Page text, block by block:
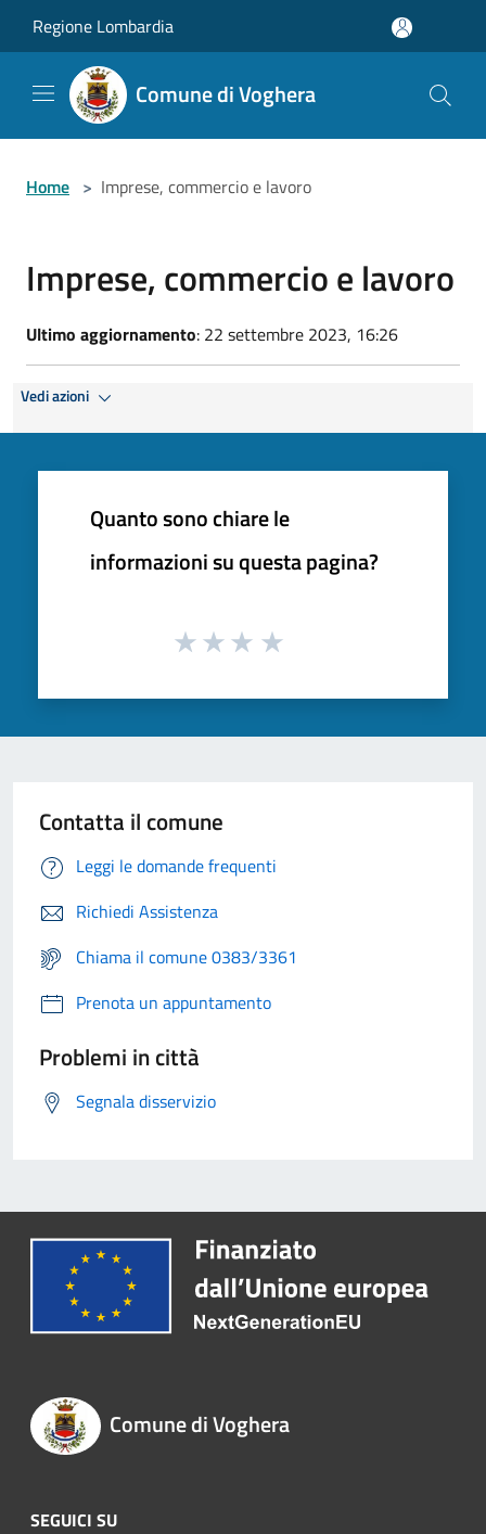
Regione Lombardia
Comune di Voghera
Home > Imprese, commercio e lavoro
Imprese, commercio e lavoro
Ultimo aggiornamento: 22 settembre 2023, 16:26
Vedi azioni
Quanto sono chiare le
informazioni su questa pagina?
Contatta il comune
Leggi le domande frequenti
Richiedi Assistenza
Chiama il comune 0383/3361
Prenota un appuntamento
Problemi in città
Segnala disservizio
Comune di Voghera
SEGUICI SU